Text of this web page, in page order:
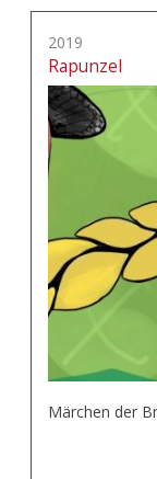
2019
Rapunzel
Märchen der